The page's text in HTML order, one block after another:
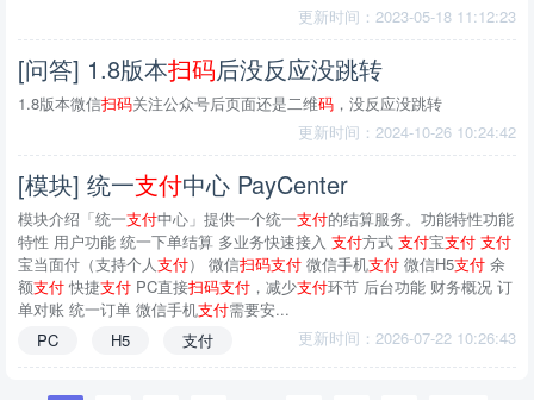
更新时间：2023-05-18 11:12:23
[问答] 1.8版本扫码后没反应没跳转
1.8版本微信扫码关注公众号后页面还是二维码 ，没反应没跳转
更新时间：2024-10-26 10:24:42
[模块] 统一支付中心 PayCenter
模块介绍「统一支付中心」提供一个统一支付的结算服务。功能特性功能
特性 用户功能 统一下单结算 多业务快速接入 支付方式 支付宝支付 支付
宝当面付（支持个人支付） 微信扫码支付 微信手机支付 微信H5支付 余
额支付 快捷支付 PC直接扫码支付 ，减少支付环节 后台功能 财务概况 订
单对账 统一订单 微信手机支付需要安...
PC
H5 支付 更新时间：2026-07-22 10:26:43